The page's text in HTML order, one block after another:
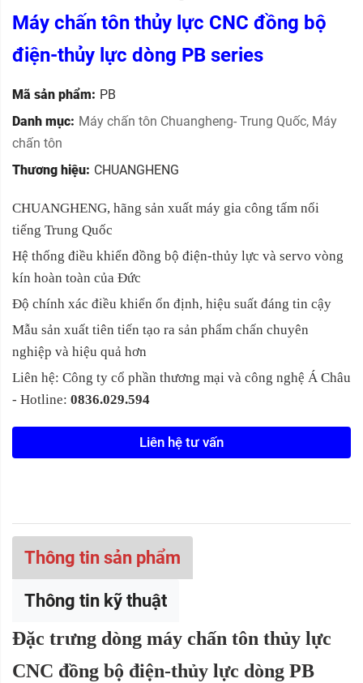
Máy chấn tôn thủy lực CNC đồng bộ
điện-thủy lực dòng PB series
Mã sản phẩm: PB
Danh mục: Máy chấn tôn Chuangheng- Trung Quốc, Máy
chấn tôn
Thương hiệu: CHUANGHENG
CHUANGHENG, hãng sản xuất máy gia công tấm nổi
tiếng Trung Quốc
Hệ thống điều khiển đồng bộ điện-thủy lực và servo vòng
kín hoàn toàn của Đức
Độ chính xác điều khiển ổn định, hiệu suất đáng tin cậy
Mẫu sản xuất tiên tiến tạo ra sản phẩm chấn chuyên
nghiệp và hiệu quả hơn
Liên hệ: Công ty cổ phần thương mại và công nghệ Á Châu
- Hotline: 0836.029.594
Liên hệ tư vấn
Thông tin sản phẩm
Thông tin kỹ thuật
Đặc trưng dòng máy chấn tôn thủy lực
CNC đồng bộ điện-thủy lực dòng PB